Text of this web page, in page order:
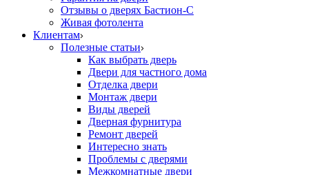
Отзывы о дверях Бастион-С
Живая фотолента
Клиентам
Полезные статьи
Как выбрать дверь
Двери для частного дома
Отделка двери
Монтаж двери
Виды дверей
Дверная фурнитура
Ремонт дверей
Интересно знать
Проблемы с дверями
Межкомнатные двери